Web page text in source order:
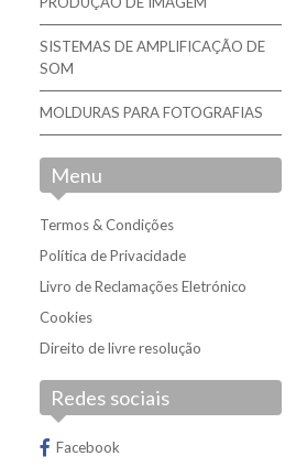
SISTEMAS DE AMPLIFICAÇÃO DE
SOM
MOLDURAS PARA FOTOGRAFIAS
Menu
Termos & Condições
Política de Privacidade
Livro de Reclamações Eletrónico
Cookies
Direito de livre resolução
Redes sociais
Facebook